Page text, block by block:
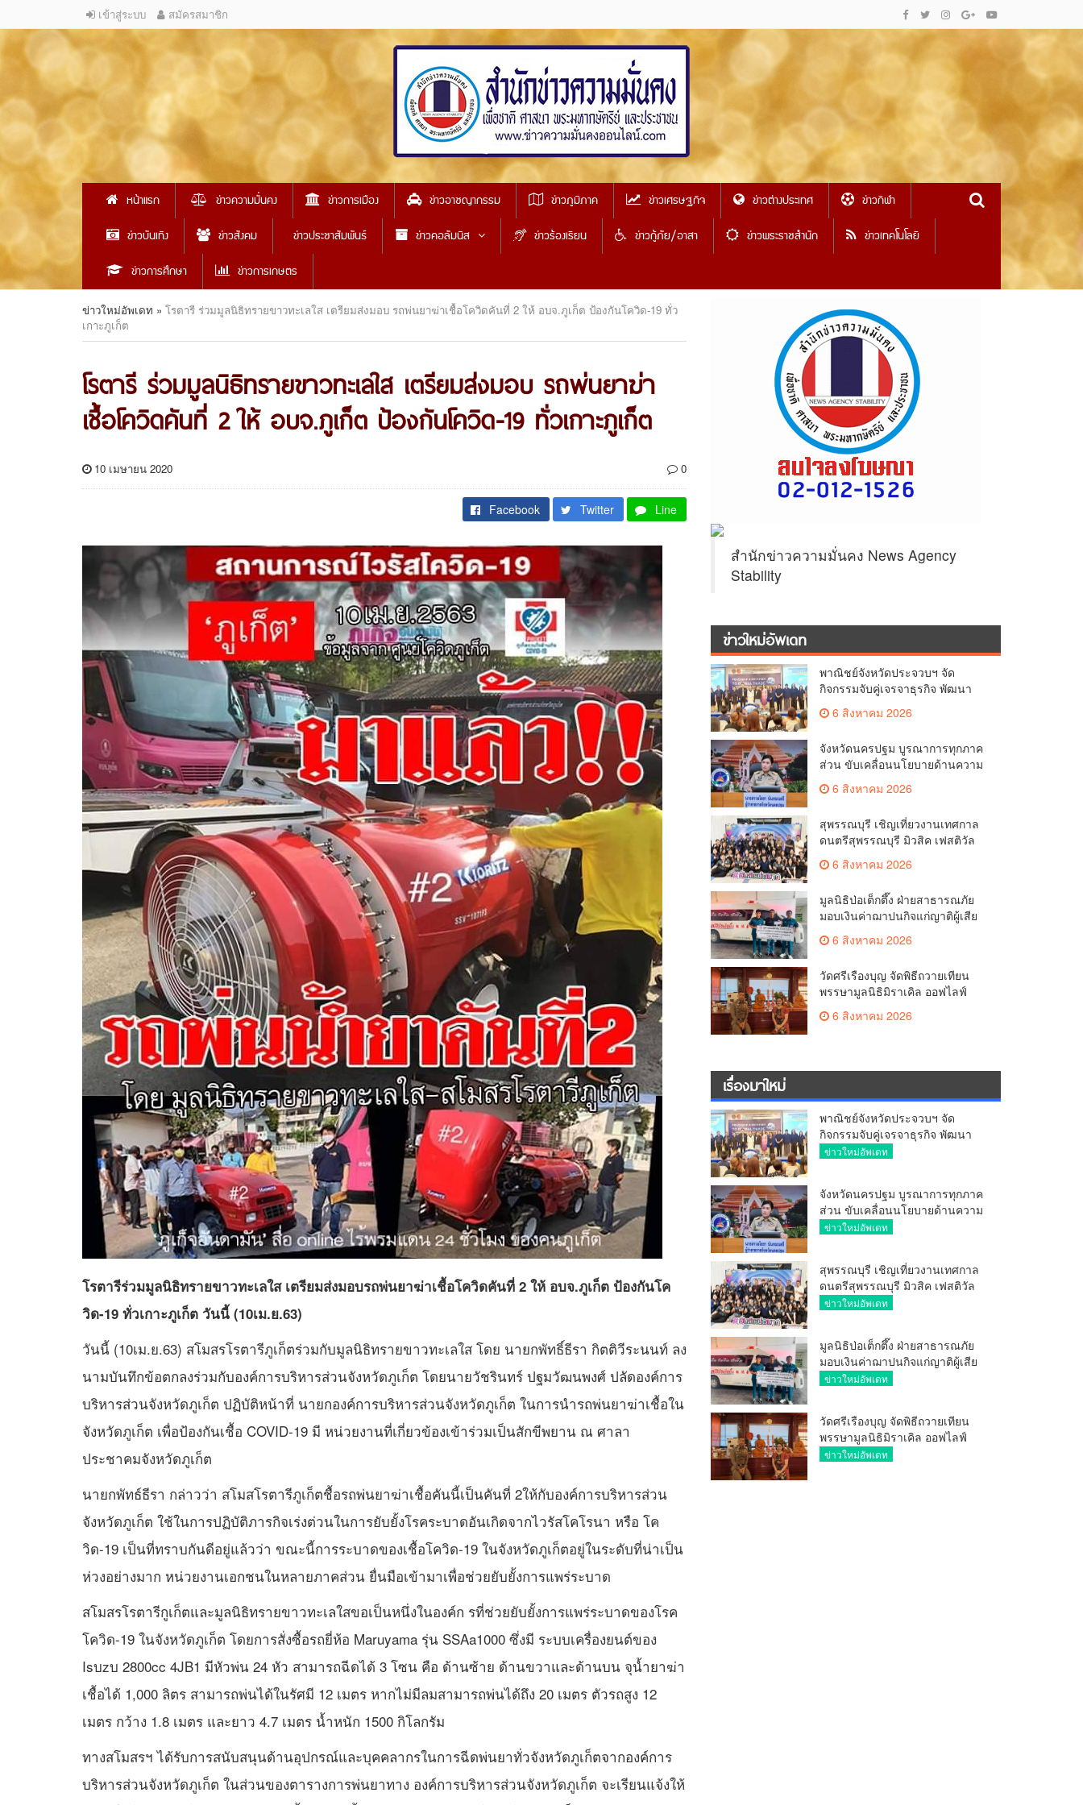
เข้าสู่ระบบ สมัครสมาชิก
หน้าแรก ข่าวความมั่นคง ข่าวการเมือง ข่าวอาชญากรรม ข่าวภูมิภาค ข่าวเศรษฐกิจ ข่าวต่างประเทศ
ข่าวกีฬา
ข่าวบันเทิง
ข่าวสังคม ข่าวประชาสัมพันธ์ ข่าวคอลัมนิส ข่าวร้องเรียน ข่าวกู้ภัย/อาสา ข่าวพระราชสำนัก
ข่าวเทคโนโลยี
ข่าวการศึกษา
ข่าวการเกษตร
ข่าวใหม่อัพเดท » โรตารี ร่วมมูลนิธิทรายขาวทะเลใส เตรียมส่งมอบ รถพ่นยาฆ่าเชื้อโควิดคันที่ 2 ให้ อบจ.ภูเก็ต ป้องกันโควิด-19 ทั่ว
เกาะภูเก็ต
โรตารี ร่วมมูลนิธิทรายขาวทะเลใส เตรียมส่งมอบ รถพ่นยาฆ่า
เชื้อโควิดคันที่ 2 ให้ อบจ.ภูเก็ต ป้องกันโควิด-19 ทั่วเกาะภูเก็ต
10 เมษายน 2020 0
Facebook Twitter Line
โรตารีร่วมมูลนิธิทรายขาวทะเลใส เตรียมส่งมอบรถพ่นยาฆ่าเชื้อโควิดคันที่ 2 ให้ อบจ.ภูเก็ต ป้องกันโค
วิด-19 ทั่วเกาะภูเก็ต วันนี้ (10เม.ย.63)
วันนี้ (10เม.ย.63) สโมสรโรตารีภูเก็ตร่วมกับมูลนิธิทรายขาวทะเลใส โดย นายกพัทธิ์ธีรา กิตติวีระนนท์ ลง
นามบันทึกข้อตกลงร่วมกับองค์การบริหารส่วนจังหวัดภูเก็ต โดยนายวัชรินทร์ ปฐมวัฒนพงศ์ ปลัดองค์การ
บริหารส่วนจังหวัดภูเก็ต ปฏิบัติหน้าที่ นายกองค์การบริหารส่วนจังหวัดภูเก็ต ในการนำรถพ่นยาฆ่าเชื้อใน
จังหวัดภูเก็ต เพื่อป้องกันเชื้อ COVID-19 มี หน่วยงานที่เกี่ยวข้องเข้าร่วมเป็นสักขีพยาน ณ ศาลา
ประชาคมจังหวัดภูเก็ต
นายกพัทธ์ธีรา กล่าวว่า สโมสโรตารีภูเก็ตชื้อรถพ่นยาฆ่าเชื้อคันนี้เป็นคันที่ 2ให้กับองค์การบริหารส่วน
จังหวัดภูเก็ต ใช้ในการปฏิบัติภารกิจเร่งต่วนในการยับยั้งโรคระบาดอันเกิดจากไวรัสโคโรนา หรือ โค
วิด-19 เป็นที่ทราบกันดีอยู่แล้วว่า ขณะนี้การระบาดของเชื้อโควิด-19 ในจังหวัดภูเก็ตอยู่ในระดับที่น่าเป็น
ห่วงอย่างมาก หน่วยงานเอกชนในหลายภาคส่วน ยื่นมือเข้ามาเพื่อช่วยยับยั้งการแพร่ระบาด
สโมสรโรตารีกูเก็ตและมูลนิธิทรายขาวทะเลใสขอเป็นหนึ่งในองค์ก รที่ช่วยยับยั้งการแพร่ระบาดของโรค
โควิด-19 ในจังหวัดภูเก็ต โดยการสั่งซื้อรถยี่ห้อ Maruyama รุ่น SSAa1000 ซึ่งมี ระบบเครื่องยนต์ของ
Isบzบ 2800cc 4JB1 มีหัวพ่น 24 หัว สามารถฉีดได้ 3 โซน คือ ด้านซ้าย ด้านขวาและด้านบน จุน้ำยาฆ่า
เชื้อได้ 1,000 ลิตร สามารถพ่นได้ในรัศมี 12 เมตร หากไม่มีลมสามารถพ่นได้ถึง 20 เมตร ตัวรถสูง 12
เมตร กว้าง 1.8 เมตร และยาว 4.7 เมตร น้ำหนัก 1500 กิโลกรัม
ทางสโมสรฯ ได้รับการสนับสนุนด้านอุปกรณ์และบุคคลากรในการฉีดพ่นยาทั่วจังหวัดภูเก็ตจากองค์การ
บริหารส่วนจังหวัดภูเก็ต ในส่วนของตารางการพ่นยาทาง องค์การบริหารส่วนจังหวัดภูเก็ต จะเรียนแจ้งให้
สำนักข่าวความมั่นคง News Agency
Stability
ข่าวใหม่อัพเดท
พาณิชย์จังหวัดประจวบฯ จัด
กิจกรรมจับคู่เจรจาธุรกิจ พัฒนา
ศักยภาพ ผู้ประกอบการ ขยายช่อง
ทางการค้า สู่การค้าระหว่าง
6 สิงหาคม 2026
จังหวัดนครปฐม บูรณาการทุกภาค
ส่วน ขับเคลื่อนนโยบายด้านความ
มั่นคง ยกระดับการป้องกัน
อาชญากรรมทางเทคโนโลยี
6 สิงหาคม 2026
สุพรรณบุรี เชิญเที่ยวงานเทศกาล
ดนตรีสุพรรณบุรี มิวสิค เฟสติวัล
มันส์ เหน่อมาก
6 สิงหาคม 2026
มูลนิธิป่อเต็กตึ๊ง ฝ่ายสาธารณภัย
มอบเงินค่าฌาปนกิจแก่ญาติผู้เสีย
ชีวิต จากเหตุเพลิงไหม้ โรงเบียร์ ณ
ลาดพร้าว จำนวน 20,000 บาท
6 สิงหาคม 2026
วัดศรีเรืองบุญ จัดพิธีถวายเทียน
พรรษามูลนิธิมิราเคิล ออฟไลฟ์
ประจำปี 2569 พล.ต.ต.ศิริวัฒน์
ดีพอ ให้เกียรติเป็นประธาน
6 สิงหาคม 2026
เรื่องมาใหม่
พาณิชย์จังหวัดประจวบฯ จัด
กิจกรรมจับคู่เจรจาธุรกิจ พัฒนา
ศักยภาพ ผู้ประกอบการ ขยายช่อง
ข่าวใหม่อัพเดท
จังหวัดนครปฐม บูรณาการทุกภาค
ส่วน ขับเคลื่อนนโยบายด้านความ
มั่นคง ยกระดับการป้องกัน
ข่าวใหม่อัพเดท
สุพรรณบุรี เชิญเที่ยวงานเทศกาล
ดนตรีสุพรรณบุรี มิวสิค เฟสติวัล
มันส์ เหน่อมาก
ข่าวใหม่อัพเดท
มูลนิธิป่อเต็กตึ๊ง ฝ่ายสาธารณภัย
มอบเงินค่าฌาปนกิจแก่ญาติผู้เสีย
ชีวิต จากเหตุเพลิงไหม้ โรงเบียร์ ณ
ข่าวใหม่อัพเดท
วัดศรีเรืองบุญ จัดพิธีถวายเทียน
พรรษามูลนิธิมิราเคิล ออฟไลฟ์
ประจำปี 2569 พล.ต.ต.ศิริวัฒน์
ข่าวใหม่อัพเดท